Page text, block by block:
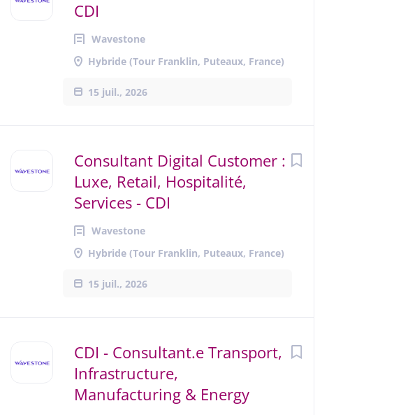
CDI
Wavestone
Hybride (Tour Franklin, Puteaux, France)
15 juil., 2026
Consultant Digital Customer :
Luxe, Retail, Hospitalité,
Services - CDI
Wavestone
Hybride (Tour Franklin, Puteaux, France)
15 juil., 2026
CDI - Consultant.e Transport,
Infrastructure,
Manufacturing & Energy